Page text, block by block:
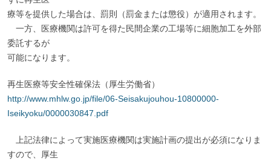
療等を提供した場合は、罰則（罰金または懲役）が適用されます。
一方、医療機関は許可を得た民間企業の工場等に細胞加工を外部
委託するが
可能になります。
再生医療等安全性確保法（厚生労働省）
http://www.mhlw.go.jp/file/06-Seisakujouhou-10800000-
Iseikyoku/0000030847.pdf
上記法律によって実施医療機関は実施計画の提出が必須になりま
すので、厚生